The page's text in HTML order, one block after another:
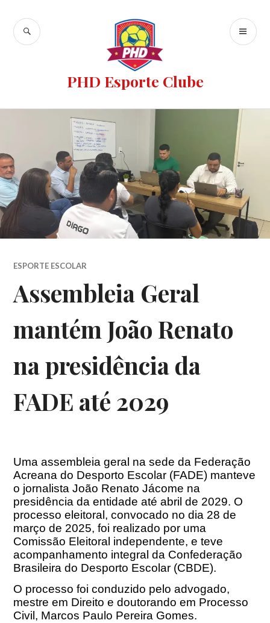
PHD Esporte Clube
ESPORTE ESCOLAR
Assembleia Geral
mantém João Renato
na presidência da
FADE até 2029
Uma assembleia geral na sede da Federação
Acreana do Desporto Escolar (FADE) manteve
o jornalista João Renato Jácome na
presidência da entidade até abril de 2029. O
processo eleitoral, convocado no dia 28 de
março de 2025, foi realizado por uma
Comissão Eleitoral independente, e teve
acompanhamento integral da Confederação
Brasileira do Desporto Escolar (CBDE).
O processo foi conduzido pelo advogado,
mestre em Direito e doutorando em Processo
Civil, Marcos Paulo Pereira Gomes.